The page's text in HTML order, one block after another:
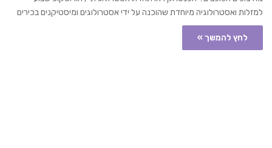
למזלות ואסטרולוגיה מיוחדת שהוכנה על ידי אסטרולוגים ומיסטיקנים בכירים
לחץ להמשך »